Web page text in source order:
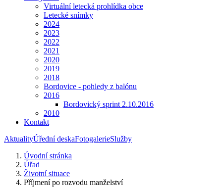
Virtuální letecká prohlídka obce
Letecké snímky
2024
2023
2022
2021
2020
2019
2018
Bordovice - pohledy z balónu
2016
Bordovický sprint 2.10.2016
2010
Kontakt
AktualityÚřední deskaFotogalerieSlužby
Úvodní stránka
Úřad
Životní situace
Příjmení po rozvodu manželství